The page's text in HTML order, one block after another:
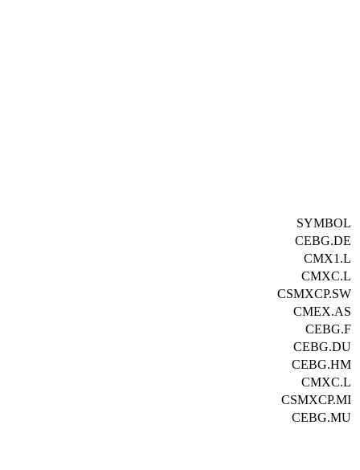
SYMBOL
CEBG.DE
CMX1.L
CMXC.L
CSMXCP.SW
CMEX.AS
CEBG.F
CEBG.DU
CEBG.HM
CMXC.L
CSMXCP.MI
CEBG.MU